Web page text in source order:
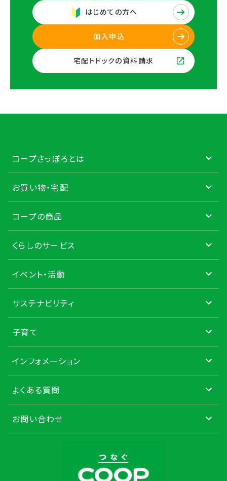
はじめての方へ
加入申込
宅配トドックの資料請求
コープさっぽろとは
お買い物・宅配
コープの商品
くらしのサービス
イベント・活動
サステナビリティ
子育て
インフォメーション
よくある質問
お問い合わせ